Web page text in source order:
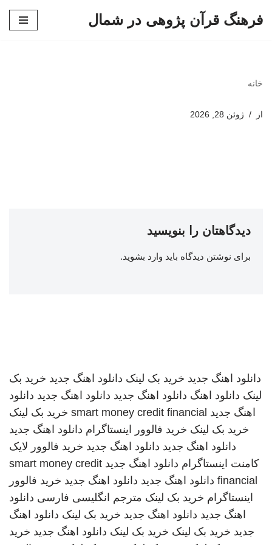
فرهنگ قرآن پژوهی در شمال
خانه
از ژوئن 28, 2026
دیدگاهتان را بنویسید
برای نوشتن دیدگاه باید وارد بشوید.
دانلود اهنگ جدید خرید بک لینک دانلود اهنگ جدید خرید بک
لینک دانلود اهنگ دانلود اهنگ جدید دانلود اهنگ جدید دانلود
اهنگ جدید smart money credit financial خرید بک لینک
خرید بک لینک خرید فالوور اینستاگرام دانلود اهنگ جدید
دانلود اهنگ جدید دانلود اهنگ جدید خرید فالوور لایک
کامنت اینستاگرام دانلود اهنگ جدید smart money credit
financial دانلود اهنگ جدید دانلود اهنگ جدید خرید فالوور
اینستاگرام خرید بک لینک مترجم انگلیسی فارسی دانلود
اهنگ جدید دانلود اهنگ جدید خرید بک لینک دانلود اهنگ
جدید خرید بک لینک خرید بک لینک دانلود اهنگ جدید خرید